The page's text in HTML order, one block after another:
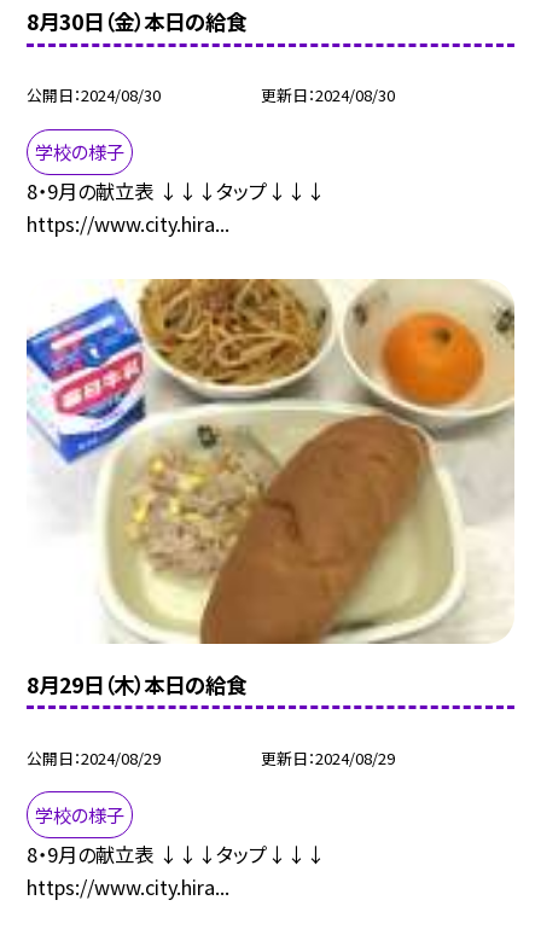
8月30日（金）本日の給食
公開日 2024/08/30 更新日 2024/08/30
学校の様子
8・9月の献立表 ↓↓↓タップ↓↓↓
https://www.city.hira...
8月29日（木）本日の給食
公開日 2024/08/29 更新日 2024/08/29
学校の様子
8・9月の献立表 ↓↓↓タップ↓↓↓
https://www.city.hira...